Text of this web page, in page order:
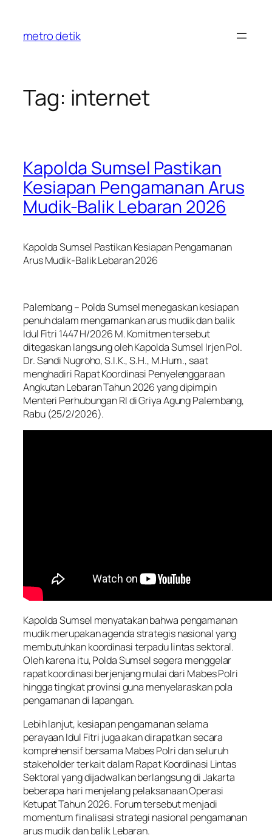
content
metro detik
Tag: internet
Kapolda Sumsel Pastikan
Kesiapan Pengamanan Arus
Mudik-Balik Lebaran 2026
Kapolda Sumsel Pastikan Kesiapan Pengamanan
Arus Mudik-Balik Lebaran 2026
Palembang – Polda Sumsel menegaskan kesiapan
penuh dalam mengamankan arus mudik dan balik
Idul Fitri 1447 H/2026 M. Komitmen tersebut
ditegaskan langsung oleh Kapolda Sumsel Irjen Pol.
Dr. Sandi Nugroho, S.I.K., S.H., M.Hum., saat
menghadiri Rapat Koordinasi Penyelenggaraan
Angkutan Lebaran Tahun 2026 yang dipimpin
Menteri Perhubungan RI di Griya Agung Palembang,
Rabu (25/2/2026).
Kapolda Sumsel menyatakan bahwa pengamanan
mudik merupakan agenda strategis nasional yang
membutuhkan koordinasi terpadu lintas sektoral.
Oleh karena itu, Polda Sumsel segera menggelar
rapat koordinasi berjenjang mulai dari Mabes Polri
hingga tingkat provinsi guna menyelaraskan pola
pengamanan di lapangan.
Lebih lanjut, kesiapan pengamanan selama
perayaan Idul Fitri juga akan dirapatkan secara
komprehensif bersama Mabes Polri dan seluruh
stakeholder terkait dalam Rapat Koordinasi Lintas
Sektoral yang dijadwalkan berlangsung di Jakarta
beberapa hari menjelang pelaksanaan Operasi
Ketupat Tahun 2026. Forum tersebut menjadi
momentum finalisasi strategi nasional pengamanan
arus mudik dan balik Lebaran.